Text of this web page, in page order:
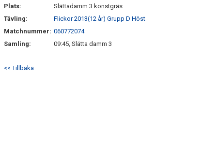
OM KLUBBEN
SPORTADMIN SUPPORT
Plats:
Slättadamm 3 konstgräs
Tävling:
Flickor 2013(12 år) Grupp D Höst
Matchnummer: 060772074
Samling:
09:45, Slätta damm 3
<< Tillbaka